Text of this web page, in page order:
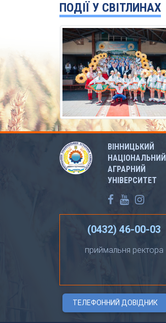
ПОДІЇ У СВІТЛИНАХ
ВІННИЦЬКИЙ
НАЦІОНАЛЬНИЙ
АГРАРНИЙ
УНІВЕРСИТЕТ
(0432) 46-00-03
приймальня ректора
ТЕЛЕФОННИЙ ДОВІДНИК